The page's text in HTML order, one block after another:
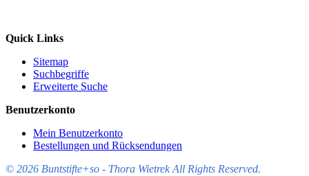
Quick Links
Sitemap
Suchbegriffe
Erweiterte Suche
Benutzerkonto
Mein Benutzerkonto
Bestellungen und Rücksendungen
© 2026 Buntstifte+so - Thora Wietrek All Rights Reserved.